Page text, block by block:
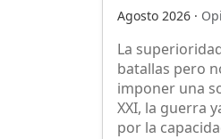
Agosto 2026 ·
La
batallas pero
imponer una
XXI, la guerra
por la